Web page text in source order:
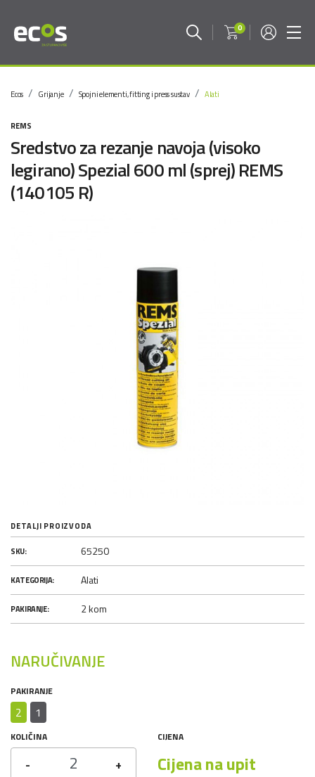
0
Ecos Grijanje Spojni elementi, fitting i press sustav Alati
REMS
Sredstvo za rezanje navoja (visoko
legirano) Spezial 600 ml (sprej) REMS
(140105 R)
DETALJI PROIZVODA
SKU: 65250
KATEGORIJA: Alati
PAKIRANJE: 2 kom
NARUČIVANJE
PAKIRANJE
2 1
KOLIČINA
- +
CIJENA
Cijena na upit